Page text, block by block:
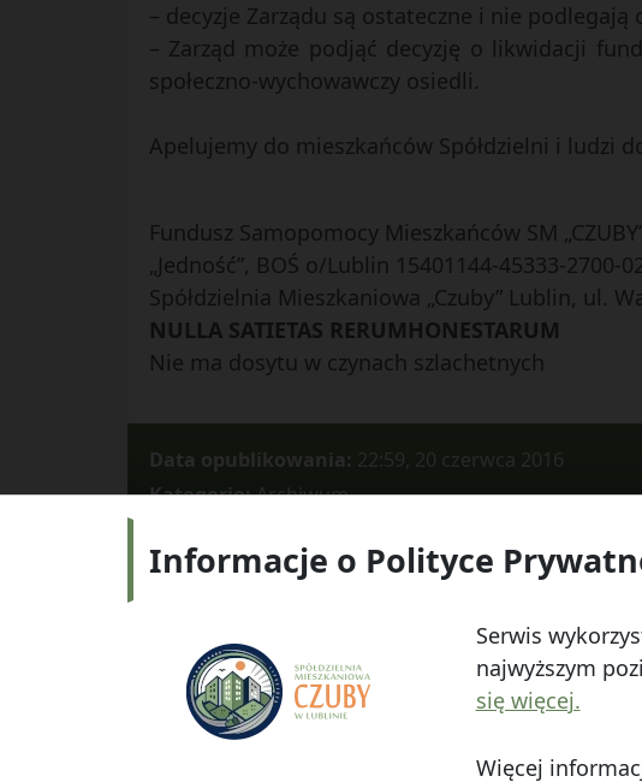
– decyzje Zarządu są ostateczne i nie podlegają
– Zarząd może podjąć decyzję o likwidacji
społeczno-wychowawczy osiedli.
Apelujemy do mieszkańców Spółdzielni i ludzi
Fundusz Samopomocy Mieszkańców SM
„Jedność”, BOŚ o/Lublin 15401144-45333-2700-
Spółdzielnia Mieszkaniowa „Czuby” Lublin, ul.
NULLA SATIETAS RERUMHONESTARUM
Nie ma dosytu w czynach szlachetnych
Data opublikowania: 22:59, 20 czerwca 2016
Kategorie:Archiwum
Informacje o Polityce
Serwis
najwyższym
się więcej.
Więcej